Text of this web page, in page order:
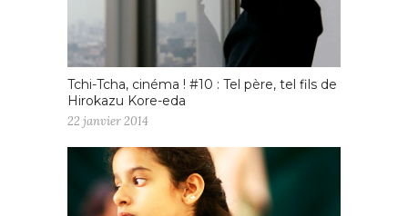
Tchi-Tcha, cinéma ! #10 : Tel père, tel fils de
Hirokazu Kore-eda
22 janvier 2014